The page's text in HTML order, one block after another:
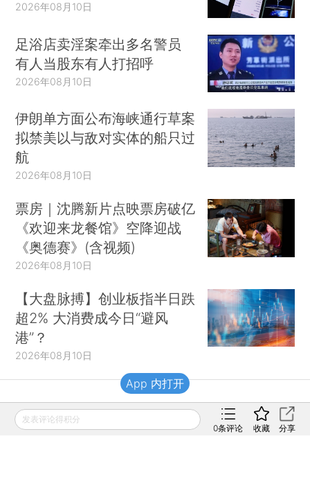
2026年08月10日
足浴店卖淫案牵出多名警员
有人当股东有人打招呼
2026年08月10日
伊朗单方面公布海峡通行草案
拟禁美以与敌对实体的船只过
航
2026年08月10日
票房｜沈腾新片点映票房破亿
《欢迎来龙餐馆》空降迎战
《奥德赛》(含视频)
2026年08月10日
【大盘脉搏】创业板指半日跌
超2% 大消费成今日“避风
港”？
2026年08月10日
财新移动
发表评论得积分
0条评论 收藏 分享
App 内打开